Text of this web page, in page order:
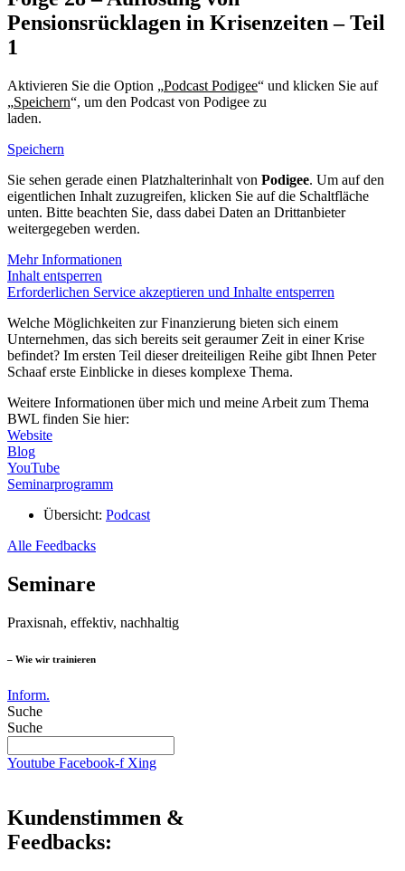
Pensionsrücklagen in Krisenzeiten – Teil
1
Aktivieren Sie die Option „Podcast Podigee“ und klicken Sie auf
„Speichern“, um den Podcast von Podigee zu
laden.
Speichern
Sie sehen gerade einen Platzhalterinhalt von Podigee. Um auf den
eigentlichen Inhalt zuzugreifen, klicken Sie auf die Schaltfläche
unten. Bitte beachten Sie, dass dabei Daten an Drittanbieter
weitergegeben werden.
Mehr Informationen
Inhalt entsperren
Erforderlichen Service akzeptieren und Inhalte entsperren
Welche Möglichkeiten zur Finanzierung bieten sich einem
Unternehmen, das sich bereits seit geraumer Zeit in einer Krise
befindet? Im ersten Teil dieser dreiteiligen Reihe gibt Ihnen Peter
Schaaf erste Einblicke in dieses komplexe Thema.
Weitere Informationen über mich und meine Arbeit zum Thema
BWL finden Sie hier:
Website
Blog
YouTube
Seminarprogramm
Übersicht: Podcast
Alle Feedbacks
Seminare
Praxisnah, effektiv, nachhaltig
– Wie wir trainieren
Inform.
Suche
Suche
Youtube Facebook-f Xing
Kundenstimmen &
Feedbacks: